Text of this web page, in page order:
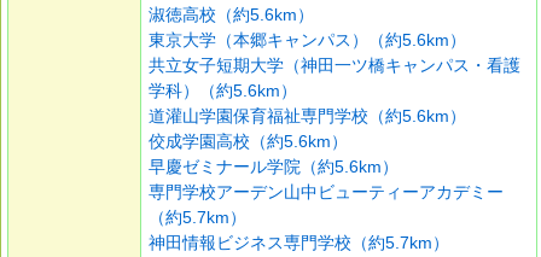
淑徳高校（約5.6km）
東京大学（本郷キャンパス）（約5.6km）
共立女子短期大学（神田一ツ橋キャンパス・看護
学科）（約5.6km）
道灌山学園保育福祉専門学校（約5.6km）
佼成学園高校（約5.6km）
早慶ゼミナール学院（約5.6km）
専門学校アーデン山中ビューティーアカデミー
（約5.7km）
神田情報ビジネス専門学校（約5.7km）